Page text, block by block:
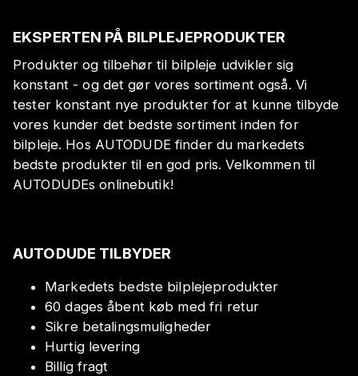
EKSPERTEN PÅ BILPLEJEPRODUKTER
Produkter og tilbehør til bilpleje udvikler sig
konstant - og det gør vores sortiment også. Vi
tester konstant nye produkter for at kunne tilbyde
vores kunder det bedste sortiment inden for
bilpleje. Hos AUTODUDE finder du markedets
bedste produkter til en god pris. Velkommen til
AUTODUDEs onlinebutik!
AUTODUDE TILBYDER
Markedets bedste bilplejeprodukter
60 dages åbent køb med fri retur
Sikre betalingsmuligheder
Hurtig levering
Billig fragt